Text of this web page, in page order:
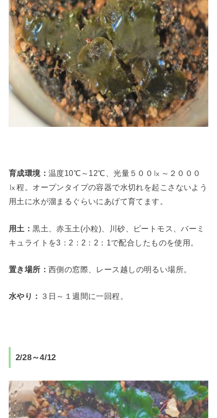
育成環境： 温度10℃～12℃、光量５００㏓～２０００
㏓程。オープンタイプの容器で水切れを起こさないよう
用土に水が溜まるぐらいにあげて育てます。
用土：黒土、赤玉土(小粒)、川砂、ピートモス、バーミ
キュライトを3：2：2：2：1で配合したものを使用。
置き場所： 西側の窓際、レース越しの明るい場所。
水やり： ３日～１週間に一回程。
2/28～4/12